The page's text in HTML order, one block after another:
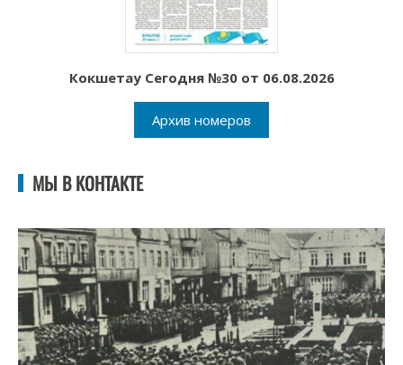
Кокшетау Сегодня №30 от 06.08.2026
Архив номеров
МЫ В КОНТАКТЕ